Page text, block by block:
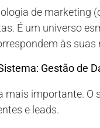
de marketing
É um universo
às suas
Gestão de
mais importante. O
e leads.